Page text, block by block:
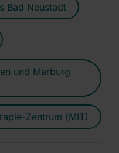
Bad Neustadt
und Marburg
Zentrum (MIT)